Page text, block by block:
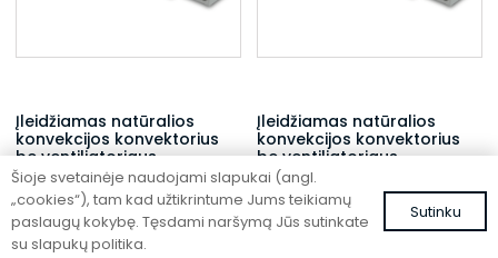
Įleidžiamas natūralios
konvekcijos konvektorius
be ventiliatoriaus
FC 300-42-9-AL10
1040,00€ su PVM
Įleidžiamas natūralios
konvekcijos konvektorius
be ventiliatoriaus
FC 300-32-15-AL10
1008,34€ su PVM
Šioje svetainėje naudojami slapukai (angl.
„cookies“), tam kad užtikrintume Jums teikiamų
paslaugų kokybę. Tęsdami naršymą Jūs sutinkate
su slapukų politika.
Sutinku